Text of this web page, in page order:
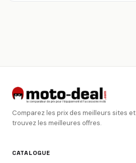
Comparez les prix des meilleurs sites et
trouvez les meilleures offres.
CATALOGUE